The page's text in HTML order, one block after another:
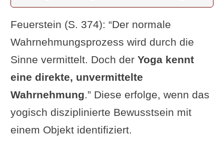
Feuerstein (S. 374): “Der normale
Wahrnehmungsprozess wird durch die
Sinne vermittelt. Doch der Yoga kennt
eine direkte, unvermittelte
Wahrnehmung.” Diese erfolge, wenn das
yogisch disziplinierte Bewusstsein mit
einem Objekt identifiziert.